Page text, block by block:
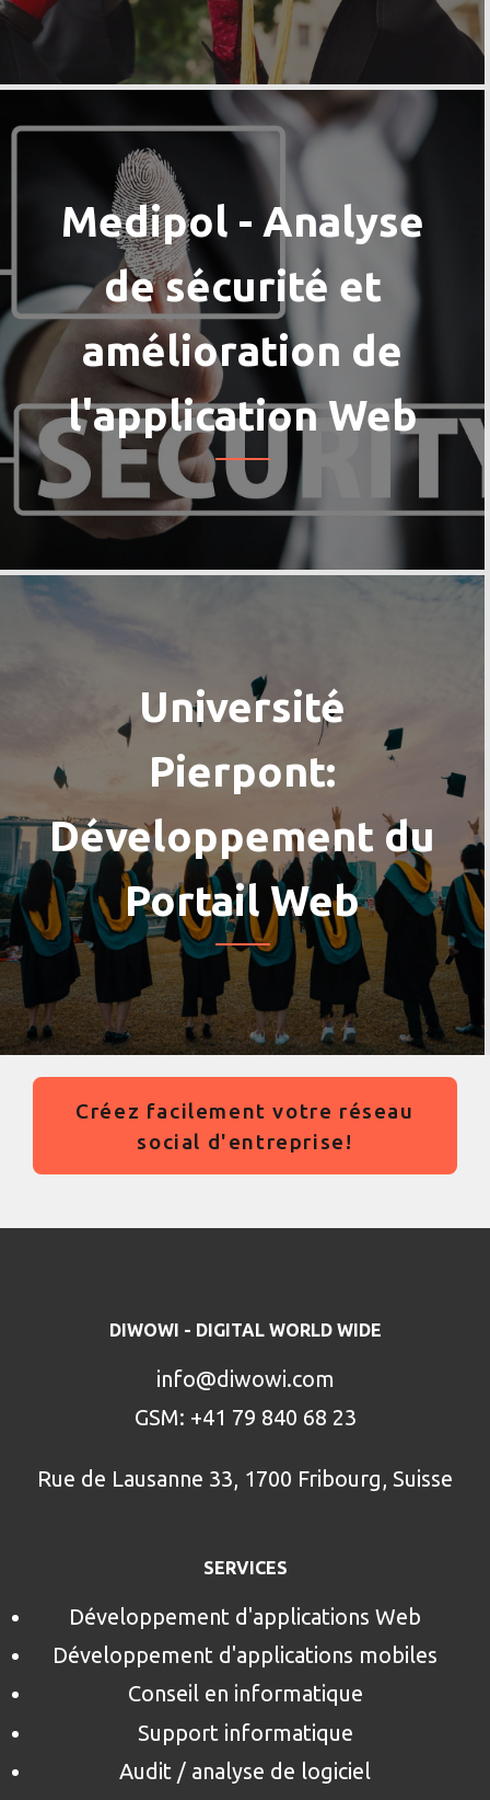
Medipol - Analyse
de sécurité et
amélioration de
l'application Web
Université
Pierpont:
Développement du
Portail Web
Créez facilement votre réseau
social d'entreprise!
DIWOWI - DIGITAL WORLD WIDE
info@diwowi.com
GSM: +41 79 840 68 23
Rue de Lausanne 33, 1700 Fribourg, Suisse
SERVICES
Développement d'applications Web
Développement d'applications mobiles
Conseil en informatique
Support informatique
Audit / analyse de logiciel